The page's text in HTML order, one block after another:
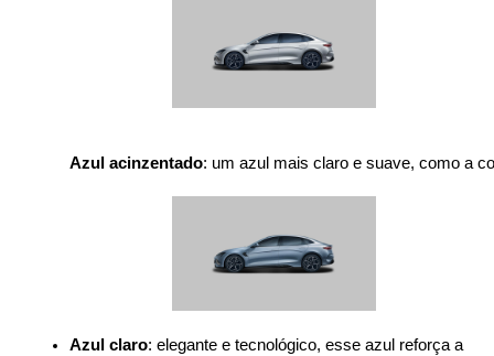
Azul acinzentado: um azul mais claro e suave, como a
Azul claro: elegante e tecnológico, esse azul reforça a